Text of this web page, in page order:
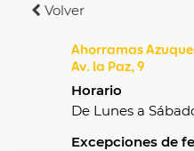
Volver
Ahorramas
Av. la Paz, 9
Horario
De Lunes a
Excepciones de